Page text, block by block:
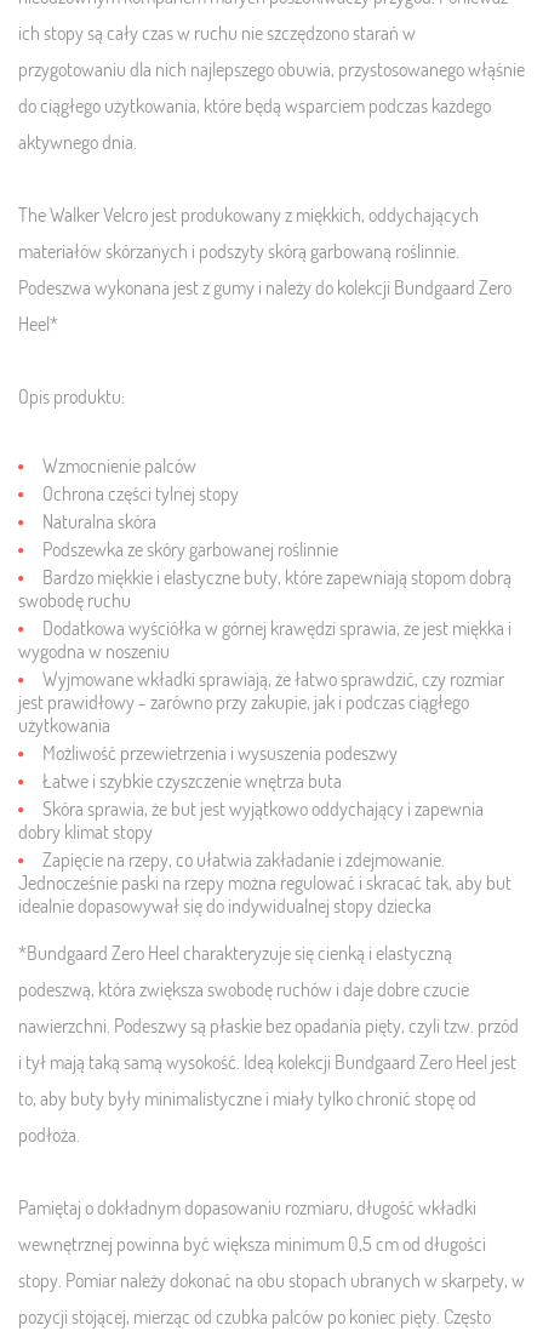
ich stopy są cały czas w ruchu nie szczędzono starań w
przygotowaniu dla nich najlepszego obuwia, przystosowanego włąśnie
do ciągłego użytkowania, które będą wsparciem podczas każdego
aktywnego dnia.
The Walker Velcrojest produkowany z miękkich, oddychających
materiałów skórzanych i podszyty skórą garbowaną roślinnie.
Podeszwa wykonana jest z gumy i należy do kolekcji Bundgaard Zero
Heel*
Opis produktu:
Wzmocnienie palców
Ochrona części tylnej stopy
Naturalna skóra
Podszewka ze skóry garbowanej roślinnie
Bardzo miękkie i elastyczne buty, które zapewniają stopom dobrą
swobodę ruchu
Dodatkowa wyściółka w górnej krawędzi sprawia, że ​​jest miękka i
wygodna w noszeniu
Wyjmowane wkładki sprawiają, że łatwo sprawdzić, czy rozmiar
jest prawidłowy - zarówno przy zakupie, jak i podczas ciągłego
użytkowania
Możliwość przewietrzenia i wysuszenia podeszwy
Łatwe i szybkie czyszczenie wnętrza buta
Skóra sprawia, że ​​but jest wyjątkowo oddychający i zapewnia
dobry klimat stopy
Zapięcie na rzepy, co ułatwia zakładanie i zdejmowanie.
Jednocześnie paski na rzepy można regulować i skracać tak, aby but
idealnie dopasowywał się do indywidualnej stopy dziecka
*Bundgaard Zero Heel charakteryzuje się cienką i elastyczną
podeszwą, która zwiększa swobodę ruchów i daje dobre czucie
nawierzchni. Podeszwy są płaskie bez opadania pięty, czyli tzw. przód
i tył mają taką samą wysokość. Ideą kolekcji Bundgaard Zero Heel jest
to, aby buty były minimalistyczne i miały tylko chronić stopę od
podłoża.
Pamiętaj o dokładnym dopasowaniu rozmiaru, długość wkładki
wewnętrznej powinna być większa minimum 0,5 cm od długości
stopy. Pomiar należy dokonać na obu stopach ubranych w skarpety, w
pozycji stojącej, mierząc od czubka palców po koniec pięty. Często